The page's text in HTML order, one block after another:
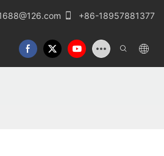
+86-18957881377